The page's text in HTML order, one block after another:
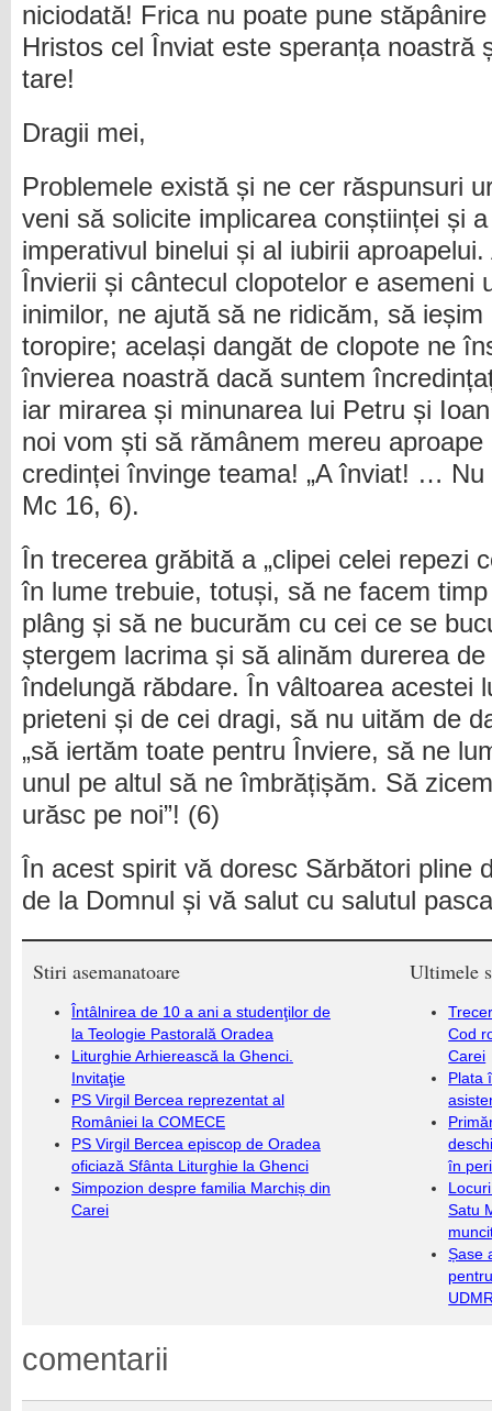
niciodată! Frica nu poate pune
Hristos cel Înviat este speranța noastră
tare!
Dragii mei,
Problemele există și ne cer răspunsuri
veni să solicite implicarea conștiinței și
imperativul binelui și al iubirii
Învierii și cântecul clopotelor e asemeni
inimilor, ne ajută să ne ridicăm, să
toropire; același dangăt de clopote ne
învierea noastră dacă suntem
iar mirarea și minunarea lui Petru și
noi vom ști să rămânem mereu
credinței învinge teama! „A înviat! … Nu
Mc 16, 6).
În trecerea grăbită a „clipei celei repezi
în lume trebuie, totuși, să ne facem
plâng și să ne bucurăm cu cei ce se
ștergem lacrima și să alinăm durerea
îndelungă răbdare. În vâltoarea acestei
prieteni și de cei dragi, să nu uităm de
„să iertăm toate pentru Înviere, să ne
unul pe altul să ne îmbrățișăm. Să
urăsc pe noi”! (6)
În acest spirit vă doresc Sărbători pline
de la Domnul și vă salut cu salutul
Stiri asemanatoare
Întâlnirea de 10 a ani a studenţilor de
la Teologie Pastorală Oradea
Liturghie Arhierească la Ghenci.
Invitaţie
PS Virgil Bercea reprezentat al
României la COMECE
PS Virgil Bercea episcop de Oradea
oficiază Sfânta Liturghie la Ghenci
Simpozion despre familia Marchiș din
Carei
Ultimele
Cod
Carei
Plata
în
Satu
Șase
comentarii